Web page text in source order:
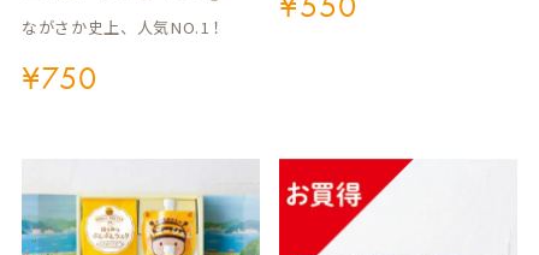
ながさか史上、人気NO.1！
¥750